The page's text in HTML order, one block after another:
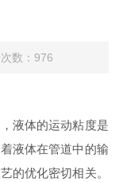
数：976
液体的运动粘度是
液体在管道中的输
的优化密切相关。